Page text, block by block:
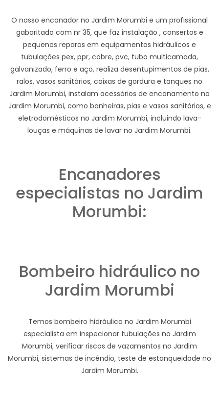
O nosso encanador no Jardim Morumbi e um profissional
gabaritado com nr 35, que faz instalação , consertos e
pequenos reparos em equipamentos hidráulicos e
tubulações pex, ppr, cobre, pvc, tubo multicamada,
galvanizado, ferro e aço, realiza desentupimentos de pias,
ralos, vasos sanitários, caixas de gordura e tanques no
Jardim Morumbi, instalam acessórios de encanamento no
Jardim Morumbi, como banheiras, pias e vasos sanitários, e
eletrodomésticos no Jardim Morumbi, incluindo lava-
louças e máquinas de lavar no Jardim Morumbi.
Encanadores
especialistas no Jardim
Morumbi:
Bombeiro hidráulico no
Jardim Morumbi
Temos bombeiro hidráulico no Jardim Morumbi
especialista em inspecionar tubulações no Jardim
Morumbi, verificar riscos de vazamentos no Jardim
Morumbi, sistemas de incêndio, teste de estanqueidade no
Jardim Morumbi.